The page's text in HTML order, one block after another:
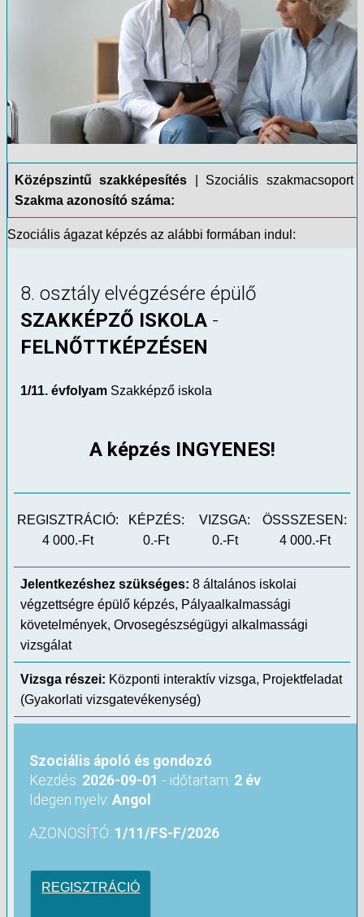
Középszintű szakképesítés | Szociális szakmacsoport |
Szakma azonosító száma:
Szociális ágazat képzés az alábbi formában indul:
8. osztály elvégzésére épülő
SZAKKÉPZŐ ISKOLA -
FELNŐTTKÉPZÉSEN
1/11. évfolyam Szakképző iskola
A képzés INGYENES!
REGISZTRÁCIÓ:
4 000.-Ft
KÉPZÉS:
0.-Ft
VIZSGA:
0.-Ft
ÖSSSZESEN:
4 000.-Ft
Jelentkezéshez szükséges: 8 általános iskolai
végzettségre épülő képzés, Pályaalkalmassági
követelmények, Orvosegészségügyi alkalmassági
vizsgálat
Vizsga részei: Központi interaktív vizsga, Projektfeladat
(Gyakorlati vizsgatevékenység)
Szociális ápoló és gondozó
Kezdés: 2026-09-01 - időtartam: 2 év
Idegen nyelv: Angol
AZONOSÍTÓ: 1/11/FS-F/2026
REGISZTRÁCIÓ